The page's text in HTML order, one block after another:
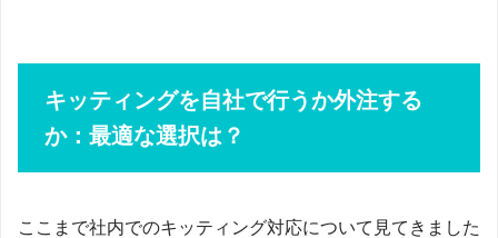
キッティングを自社で行うか外注する
か：最適な選択は？
ここまで社内でのキッティング対応について見てきました